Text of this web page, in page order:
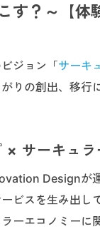
す？～【体
ジョン「サーキ
りの創出、移行
× サーキュ
Designが
ビスを生み出し
ーエコノミー